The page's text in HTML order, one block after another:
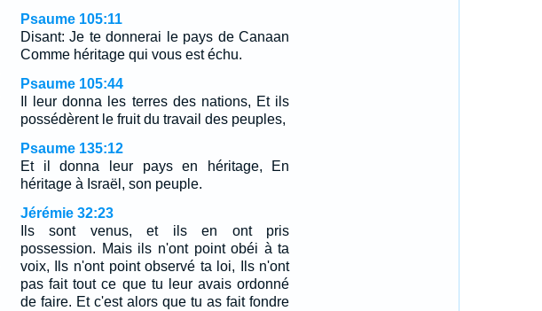
Psaume 105:11
Disant: Je te donnerai le pays de Canaan
Comme héritage qui vous est échu.
Psaume 105:44
Il leur donna les terres des nations, Et ils
possédèrent le fruit du travail des peuples,
Psaume 135:12
Et il donna leur pays en héritage, En
héritage à Israël, son peuple.
Jérémie 32:23
Ils sont venus, et ils en ont pris
possession. Mais ils n'ont point obéi à ta
voix, Ils n'ont point observé ta loi, Ils n'ont
pas fait tout ce que tu leur avais ordonné
de faire. Et c'est alors que tu as fait fondre